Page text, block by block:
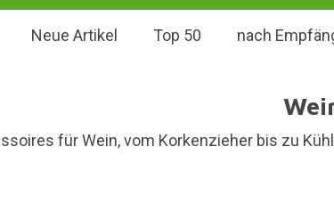
Neue Artikel Top 50 nach
für Wein, vom Korkenzieher bis zu